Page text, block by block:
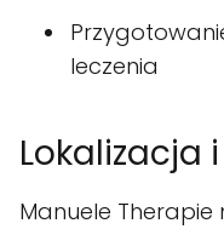
leczenia
Lokalizacja
Manuele Therapie